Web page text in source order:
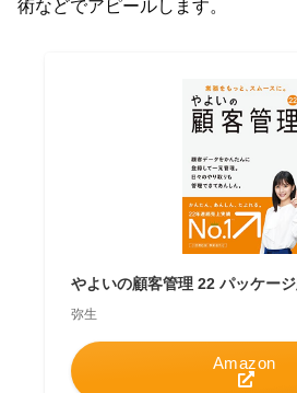
術などでアピールします。
やよいの顧客管理 22 パッケー
弥生
Amazon